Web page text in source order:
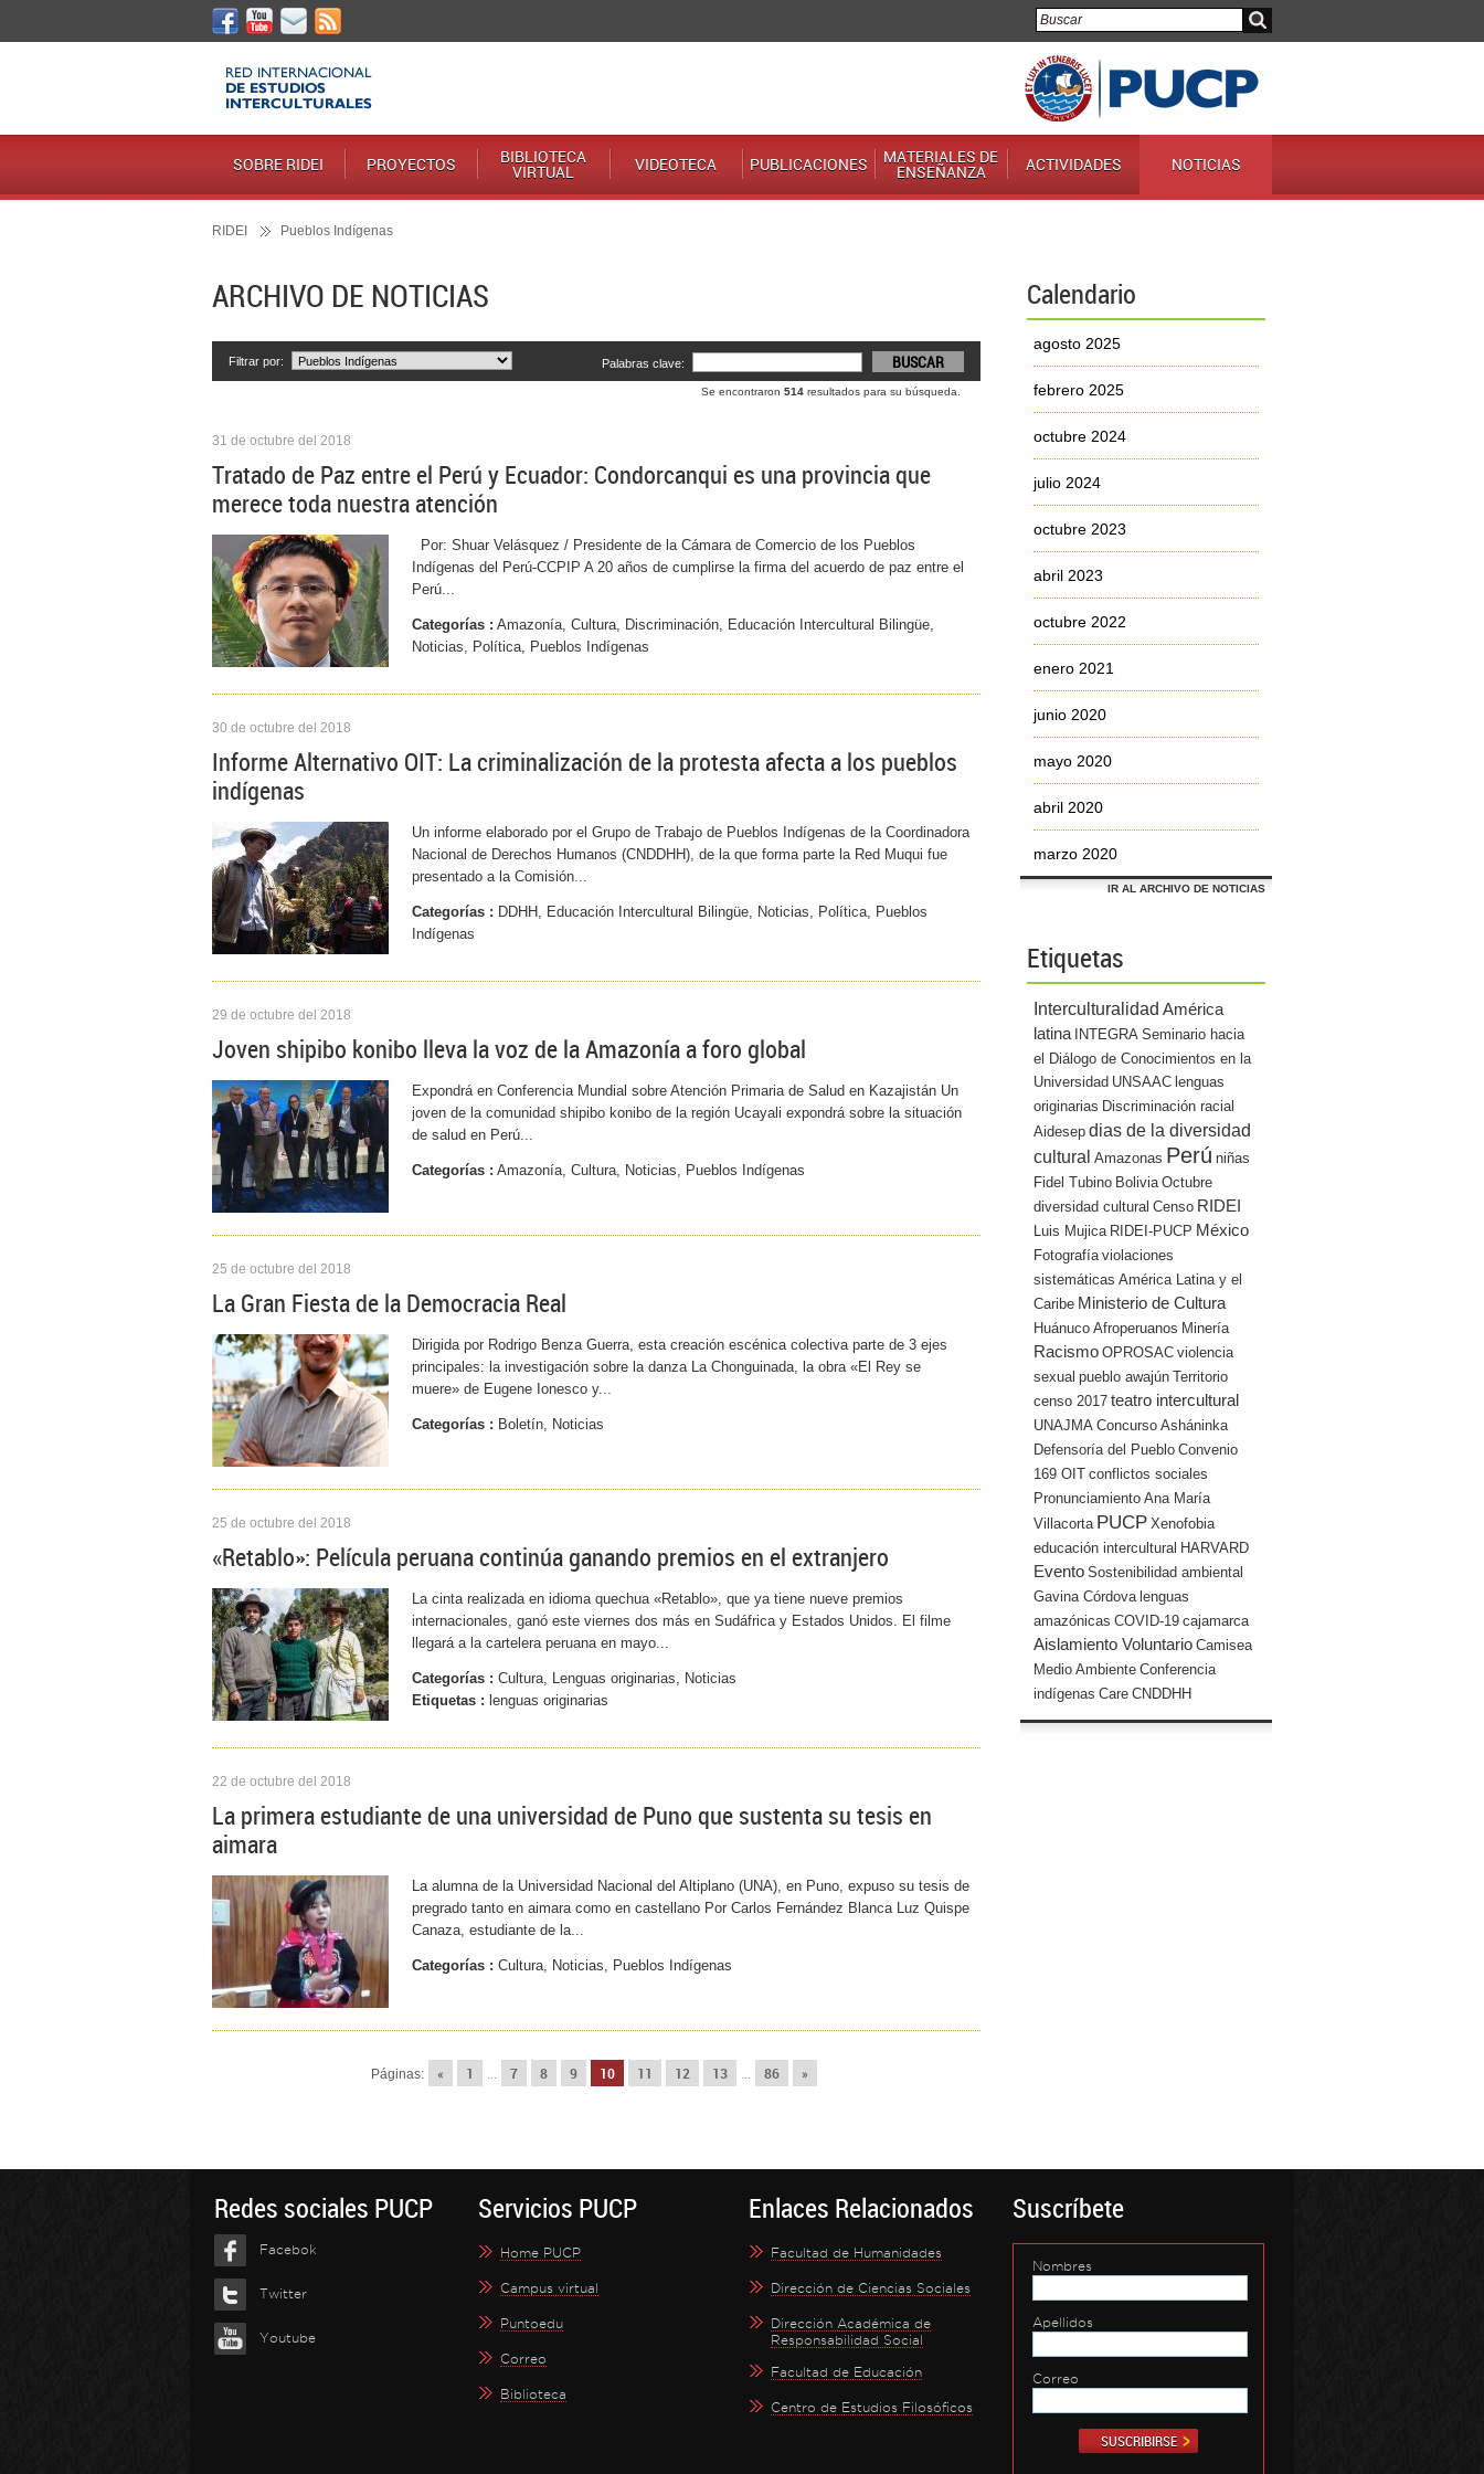
SOBRE RIDEI PROYECTOS BIBLIOTECA
VIRTUAL VIDEOTECA PUBLICACIONES MATERIALES DE
ENSEÑANZA ACTIVIDADES NOTICIAS
RIDEI Pueblos Indígenas
ARCHIVO DE NOTICIAS
Filtrar por: Palabras clave:
Se encontraron 514 resultados para su búsqueda.
31 de octubre del 2018
Tratado de Paz entre el Perú y Ecuador: Condorcanqui es una provincia que
merece toda nuestra atención
Por: Shuar Velásquez / Presidente de la Cámara de Comercio de los Pueblos
Indígenas del Perú-CCPIP A 20 años de cumplirse la firma del acuerdo de paz entre el
Perú...
Categorías : Amazonía, Cultura, Discriminación, Educación Intercultural Bilingüe,
Noticias, Política, Pueblos Indígenas
30 de octubre del 2018
Informe Alternativo OIT: La criminalización de la protesta afecta a los pueblos
indígenas
Un informe elaborado por el Grupo de Trabajo de Pueblos Indígenas de la Coordinadora
Nacional de Derechos Humanos (CNDDHH), de la que forma parte la Red Muqui fue
presentado a la Comisión...
Categorías : DDHH, Educación Intercultural Bilingüe, Noticias, Política, Pueblos
Indígenas
29 de octubre del 2018
Joven shipibo konibo lleva la voz de la Amazonía a foro global
Expondrá en Conferencia Mundial sobre Atención Primaria de Salud en Kazajistán Un
joven de la comunidad shipibo konibo de la región Ucayali expondrá sobre la situación
de salud en Perú...
Categorías : Amazonía, Cultura, Noticias, Pueblos Indígenas
25 de octubre del 2018
La Gran Fiesta de la Democracia Real
Dirigida por Rodrigo Benza Guerra, esta creación escénica colectiva parte de 3 ejes
principales: la investigación sobre la danza La Chonguinada, la obra «El Rey se
muere» de Eugene Ionesco y...
Categorías : Boletín, Noticias
25 de octubre del 2018
«Retablo»: Película peruana continúa ganando premios en el extranjero
La cinta realizada en idioma quechua «Retablo», que ya tiene nueve premios
internacionales, ganó este viernes dos más en Sudáfrica y Estados Unidos. El filme
llegará a la cartelera peruana en mayo...
Categorías : Cultura, Lenguas originarias, Noticias
Etiquetas : lenguas originarias
22 de octubre del 2018
La primera estudiante de una universidad de Puno que sustenta su tesis en
aimara
La alumna de la Universidad Nacional del Altiplano (UNA), en Puno, expuso su tesis de
pregrado tanto en aimara como en castellano Por Carlos Fernández Blanca Luz Quispe
Canaza, estudiante de la...
Categorías : Cultura, Noticias, Pueblos Indígenas
Páginas: « 1 ... 7 8 9 10 11 12 13 ... 86 »
Calendario
agosto 2025
febrero 2025
octubre 2024
julio 2024
octubre 2023
abril 2023
octubre 2022
enero 2021
junio 2020
mayo 2020
abril 2020
marzo 2020
IR AL ARCHIVO DE NOTICIAS
Etiquetas
Interculturalidad América
latina INTEGRA Seminario hacia
el Diálogo de Conocimientos en la
Universidad UNSAAC lenguas
originarias Discriminación racial
Aidesep dias de la diversidad
cultural Amazonas Perú niñas
Fidel Tubino Bolivia Octubre
diversidad cultural Censo RIDEI
Luis Mujica RIDEI-PUCP México
Fotografía violaciones
sistemáticas América Latina y el
Caribe Ministerio de Cultura
Huánuco Afroperuanos Minería
Racismo OPROSAC violencia
sexual pueblo awajún Territorio
censo 2017 teatro intercultural
UNAJMA Concurso Asháninka
Defensoría del Pueblo Convenio
169 OIT conflictos sociales
Pronunciamiento Ana María
Villacorta PUCP Xenofobia
educación intercultural HARVARD
Evento Sostenibilidad ambiental
Gavina Córdova lenguas
amazónicas COVID-19 cajamarca
Aislamiento Voluntario Camisea
Medio Ambiente Conferencia
indígenas Care CNDDHH
Redes sociales PUCP
Facebok
Twitter
Youtube
Servicios PUCP
Home PUCP
Campus virtual
Puntoedu
Correo
Biblioteca
Enlaces Relacionados
Facultad de Humanidades
Dirección de Ciencias Sociales
Dirección Académica de
Responsabilidad Social
Facultad de Educación
Centro de Estudios Filosóficos
Suscríbete
Nombres
Apellidos
Correo